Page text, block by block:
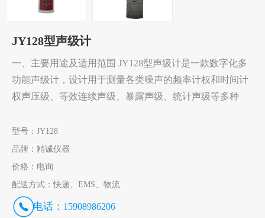
JY128型声级计
一、主要用途及适用范围 JY128型声级计是一款数字化多
功能声级计，设计用于测量各类噪声的频率计权和时间计
权声压级、等效连续声级、暴露声级、统计声级等多种
型号： JY128
品牌： 精诚仪器
价格： 电询
配送方式：快递、EMS、物流
电话： 15908986206